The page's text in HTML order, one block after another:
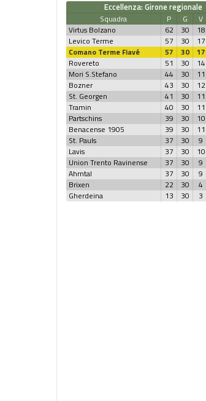
Eccellenza: Girone regionale
Squadra P G V
Virtus Bolzano
62 30 18
Levico Terme
57 30 17
Comano Terme Fiavé
57 30 17
Rovereto
51 30 14
Mori S.Stefano
44 30 11
Bozner
43 30 12
St. Georgen
41 30 11
Tramin
40 30 11
Partschins
39 30 10
Benacense 1905
39 30 11
St. Pauls
37 30 9
Lavis
37 30 10
Union Trento Ravinense
37 30 9
Ahrntal
37 30 9
Brixen
22 30 4
Gherdeina
13 30 3